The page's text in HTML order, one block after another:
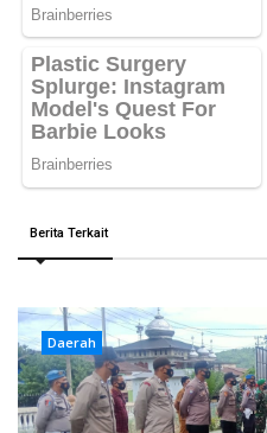
Berita Terkait
Daerah